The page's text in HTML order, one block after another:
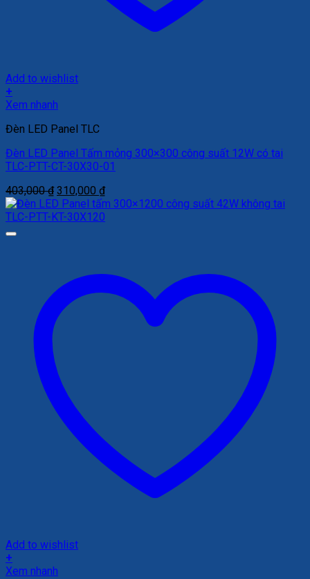
Add to wishlist
+
Xem nhanh
Đèn LED Panel TLC
Đèn LED Panel Tấm mỏng 300×300 công suất 12W có tai
TLC-PTT-CT-30X30-01
403,000₫ Giá
gốc
là:
310,000 ₫Giá
hiện
Add to wishlist
+
Xem nhanh